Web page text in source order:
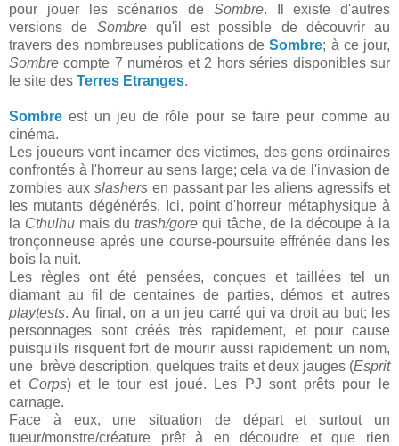
pour jouer les scénarios de Sombre. Il existe d'autres
versions de Sombre qu'il est possible de découvrir au
travers des nombreuses publications deSombre; à ce jour,
Sombrecompte 7 numéros et 2 hors séries disponibles sur
le site des Terres Etranges.
Sombre est un jeu de rôle pour se faire peur comme au
cinéma.
Les joueurs vont incarner des victimes, des gens ordinaires
confrontés à l'horreur au sens large; cela va de l'invasion de
zombies aux slashersen passant par les aliens agressifs et
les mutants dégénérés. Ici, point d'horreur métaphysique à
la Cthulhu mais dutrash/gore qui tâche, de la découpe à la
tronçonneuse après une course-poursuite effrénée dans les
bois la nuit.
Les règles ont été pensées, conçues et taillées tel un
diamant au fil de centaines de parties, démos et autres
playtests. Au final, on a un jeu carré qui va droit au but; les
personnages sont créés très rapidement, et pour cause
puisqu'ils risquent fort de mourir aussi rapidement: un nom,
une brève description, quelques traits et deux jauges (Esprit
et Corps) et le tour est joué. Les PJ sont prêts pour le
carnage.
Face à eux, une situation de départ et surtout un
tueur/monstre/créature prêt à en découdre et que rien